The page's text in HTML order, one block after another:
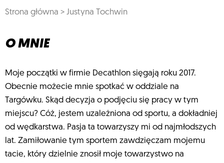
Strona główna > Justyna Tochwin
O MNIE
Moje początki w firmie Decathlon sięgają roku 2017.
Obecnie możecie mnie spotkać w oddziale na
Targówku. Skąd decyzja o podjęciu się pracy w tym
miejscu? Cóż, jestem uzależniona od sportu, a dokładniej
od wędkarstwa. Pasja ta towarzyszy mi od najmłodszych
lat. Zamiłowanie tym sportem zawdzięczam mojemu
tacie, który dzielnie znosił moje towarzystwo na